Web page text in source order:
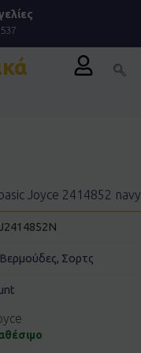
Joyce 2414852 navy
Βερμούδες, Σορτς